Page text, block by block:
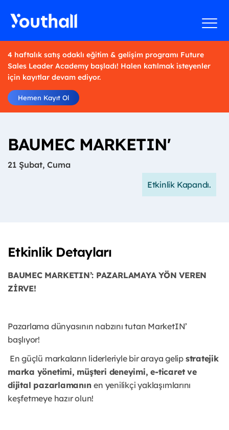
4 haftalık satış odaklı eğitim & gelişim programı Future
Sales Leader Academy başladı! Halen katılmak isteyenler
için kayıtlar devam ediyor.
Hemen Kayıt Ol
BAUMEC MARKETIN'
21 Şubat, Cuma
Etkinlik Kapandı.
Etkinlik Detayları
BAUMEC MARKETIN’: PAZARLAMAYA YÖN VEREN
ZİRVE!
Pazarlama dünyasının nabzını tutan MarketIN’
başlıyor!
En güçlü markaların liderleriyle bir araya gelip stratejik
marka yönetimi, müşteri deneyimi, e-ticaret ve
dijital pazarlamanınen yenilikçi yaklaşımlarını
keşfetmeye hazır olun!